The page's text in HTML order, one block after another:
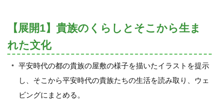
【展開1】貴族のくらしとそこから生ま
れた文化
平安時代の都の貴族の屋敷の様子を描いたイラストを提示
し、そこから平安時代の貴族たちの生活を読み取り、ウェ
ビングにまとめる。